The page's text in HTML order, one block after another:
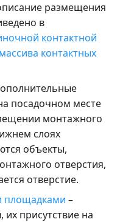
размещения
в
контактной
контактных
посадочном месте
монтажного
слоях
объекты,
отверстия,
отверстие.
площадками –
присутствие на